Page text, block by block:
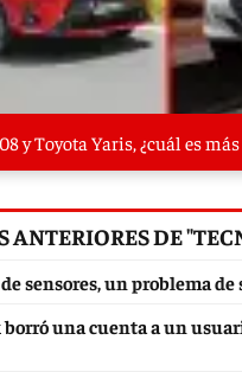
y Toyota Yaris, ¿cuál es
ANTERIORES DE
sensores, un problema
borró una cuenta a un